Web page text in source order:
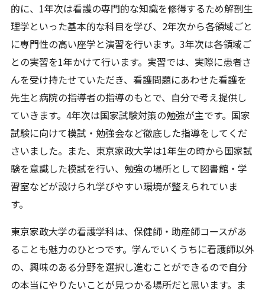
的に、1年次は看護の専門的な知識を修得するため解剖生
理学といった基本的な科目を学び、2年次から各領域ごと
に専門性の高い座学と演習を行います。3年次は各領域ご
との実習を1年かけて行います。実習では、実際に患者さ
んを受け持たせていただき、看護問題にあわせた看護を
先生と病院の指導者の指導のもとで、自分で考え提供し
ていきます。4年次は国家試験対策の勉強が主です。国家
試験に向けて模試・勉強会など徹底した指導をしてくだ
さいました。また、東京家政大学は1年生の時から国家試
験を意識した模試を行い、勉強の場所として図書館・学
習室などが設けられ学びやすい環境が整えられていま
す。
東京家政大学の看護学科は、保健師・助産師コースがあ
ることも魅力のひとつです。学んでいくうちに看護師以外
の、興味のある分野を選択し進むことができるので自分
の本当にやりたいことが見つかる場所だと思います。ま